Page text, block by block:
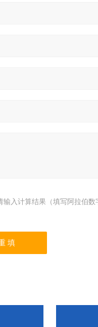
输入计算结果（填写阿拉伯数